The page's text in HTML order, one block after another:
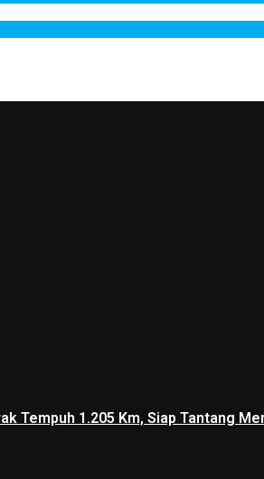
Tempuh 1.205 Km, Siap Tantang